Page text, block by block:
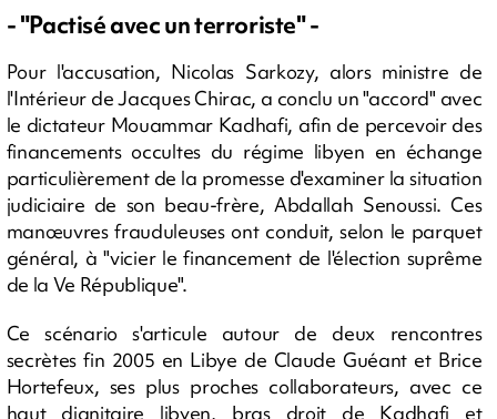
- "Pactisé avec un terroriste" -
Pour l'accusation, Nicolas Sarkozy, alors ministre de
l'Intérieur de Jacques Chirac, a conclu un "accord" avec
le dictateur Mouammar Kadhafi, afin de percevoir des
financements occultes du régime libyen en échange
particulièrement de la promesse d'examiner la situation
judiciaire de son beau-frère, Abdallah Senoussi. Ces
manœuvres frauduleuses ont conduit, selon le parquet
général, à "vicier le financement de l'élection suprême
de la Ve République".
Ce scénario s'articule autour de deux rencontres
secrètes fin 2005 en Libye de Claude Guéant et Brice
Hortefeux, ses plus proches collaborateurs, avec ce
haut dignitaire libyen, bras droit de Kadhafi et